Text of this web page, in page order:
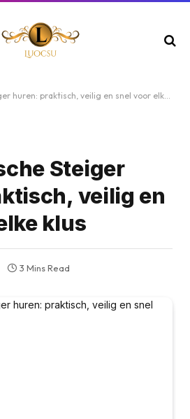
huren: praktisch, veilig en snel voor elke klus
Steiger
veilig en
klus
3 Mins Read